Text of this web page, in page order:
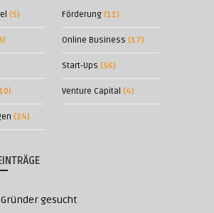
(5) Förderung(11)
Online Business (17)
Start-Ups (56)
Venture Capital (4)
(24)
gesucht